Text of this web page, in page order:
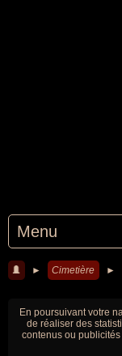
Menu
► Cimetière ►
En poursuivant votre
de réaliser des
contenus ou